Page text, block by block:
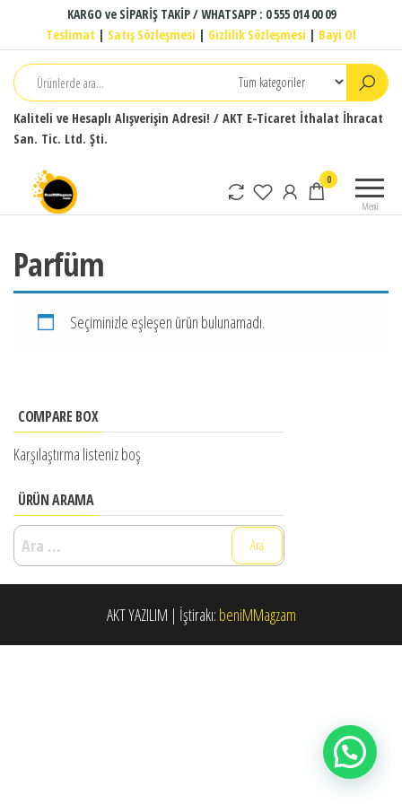
KARGO ve SİPARİŞ TAKİP / WHATSAPP : 0 555 014 00 09
Teslimat | Satış Sözleşmesi | Gizlilik Sözleşmesi | Bayi Ol
Kaliteli ve Hesaplı Alışverişin Adresi! / AKT E-Ticaret İthalat İhracat
San. Tic. Ltd. Şti.
BeniMMagzam.com
Alışverişin
Menü
0
Parfüm
Seçiminizle eşleşen ürün bulunamadı.
COMPARE BOX
Karşılaştırma listeniz boş
ÜRÜN ARAMA
Arama:
AKT YAZILIM | İştirakı: beniMMagzam